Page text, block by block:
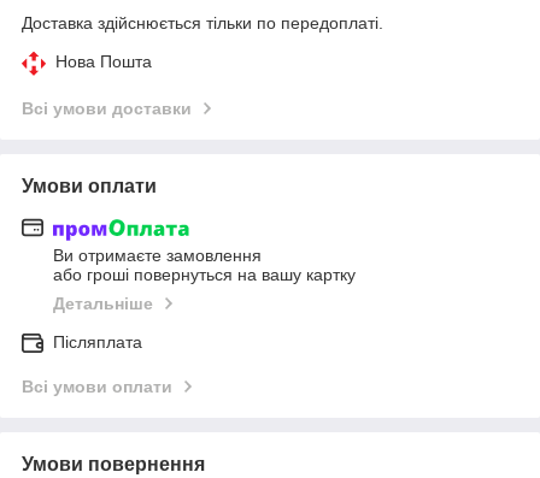
Доставка здійснюється тільки по передоплаті.
Нова Пошта
Всі умови доставки
Умови оплати
Ви отримаєте замовлення
або гроші повернуться на вашу картку
Детальніше
Післяплата
Всі умови оплати
Умови повернення